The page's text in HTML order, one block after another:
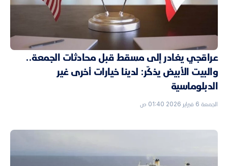
عراقجي يغادر إلى مسقط قبل محادثات الجمعة..
والبيت الأبيض يذكّر: لدينا خيارات أخرى غير
الدبلوماسية
الجمعة 6 فبراير 2026 01:40 ص